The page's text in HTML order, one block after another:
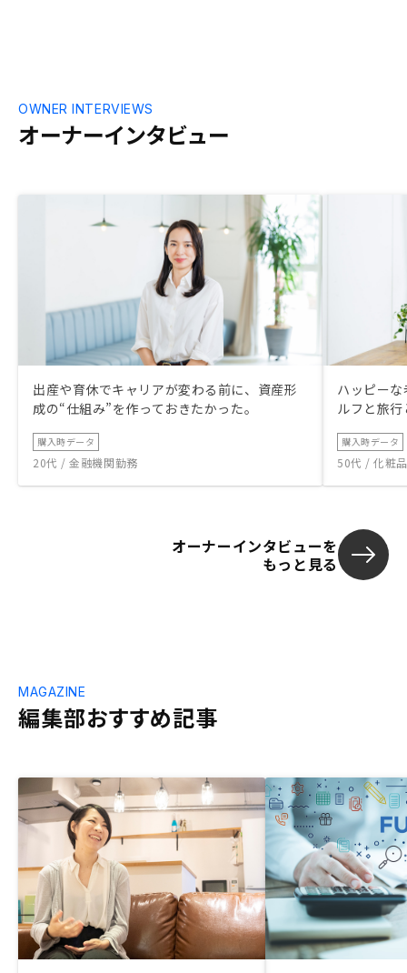
オーナーインタビュー
OWNER INTERVIEWS
出産や育休でキャリアが変わる前に、資産形
成の“仕組み”を作っておきたかった。
購入時データ
20代 / 金融機関勤務
ハッピー
ルフと旅
購入時データ
50代 / 化粧
オーナーインタビューを
もっと見る
編集部おすすめ記事
MAGAZINE